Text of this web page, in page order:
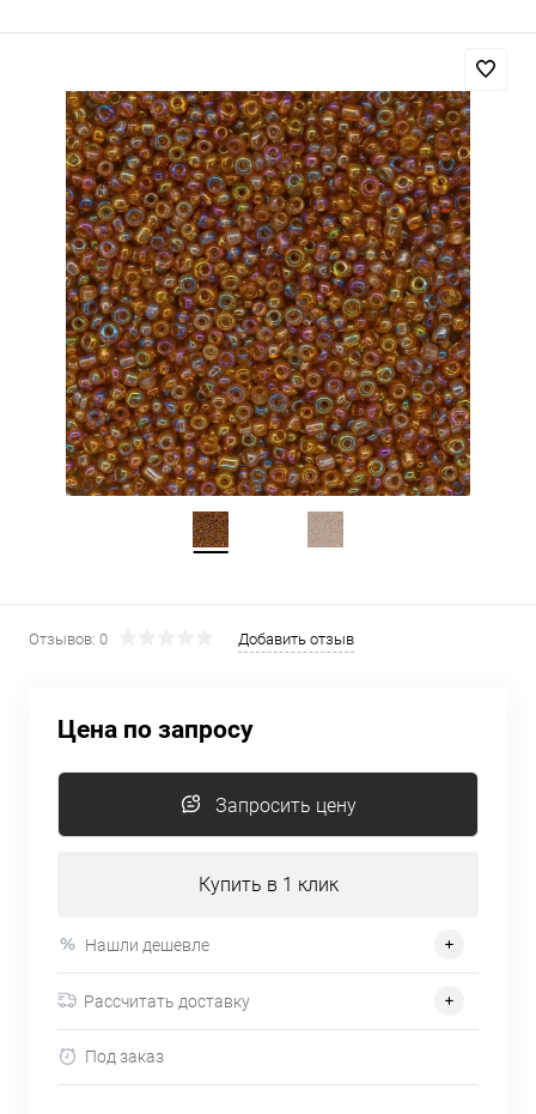
Отзывов: 0 Добавить отзыв
Цена по запросу
Запросить цену
Купить в 1 клик
Нашли дешевле
Рассчитать доставку
Под заказ